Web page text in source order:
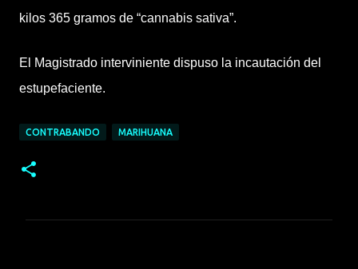
kilos 365 gramos de “cannabis sativa”.
El Magistrado interviniente dispuso la incautación del
estupefaciente.
CONTRABANDO MARIHUANA